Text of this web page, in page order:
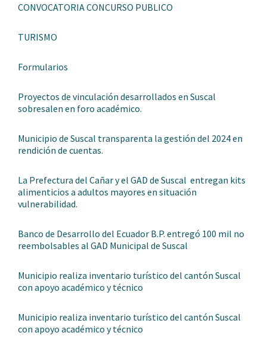
CONVOCATORIA CONCURSO PUBLICO
TURISMO
Formularios
Proyectos de vinculación desarrollados en Suscal
sobresalen en foro académico.
Municipio de Suscal transparenta la gestión del 2024 en
rendición de cuentas.
La Prefectura del Cañar y el GAD de Suscal entregan kits
alimenticios a adultos mayores en situación
vulnerabilidad.
Banco de Desarrollo del Ecuador B.P. entregó 100 mil no
reembolsables al GAD Municipal de Suscal
Municipio realiza inventario turístico del cantón Suscal
con apoyo académico y técnico
Municipio realiza inventario turístico del cantón Suscal
con apoyo académico y técnico